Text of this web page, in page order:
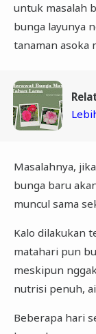
untuk masalah
bunga layunya
tanaman asoka
Masalahnya,
bunga baru
muncul sama
Kalo dilakukan
matahari pun
meskipun
nutrisi penuh,
Beberapa hari